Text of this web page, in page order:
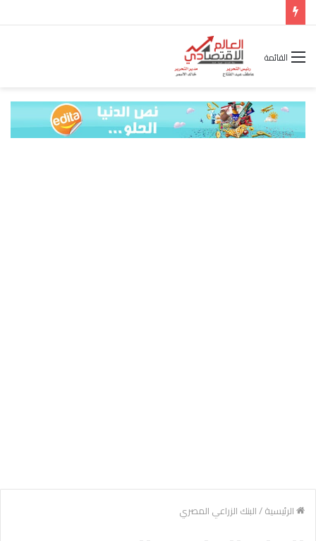
القائمة
الرئيسية/البنك الزراعي المصري